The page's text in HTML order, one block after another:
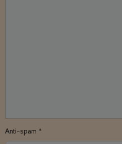
Anti-spam